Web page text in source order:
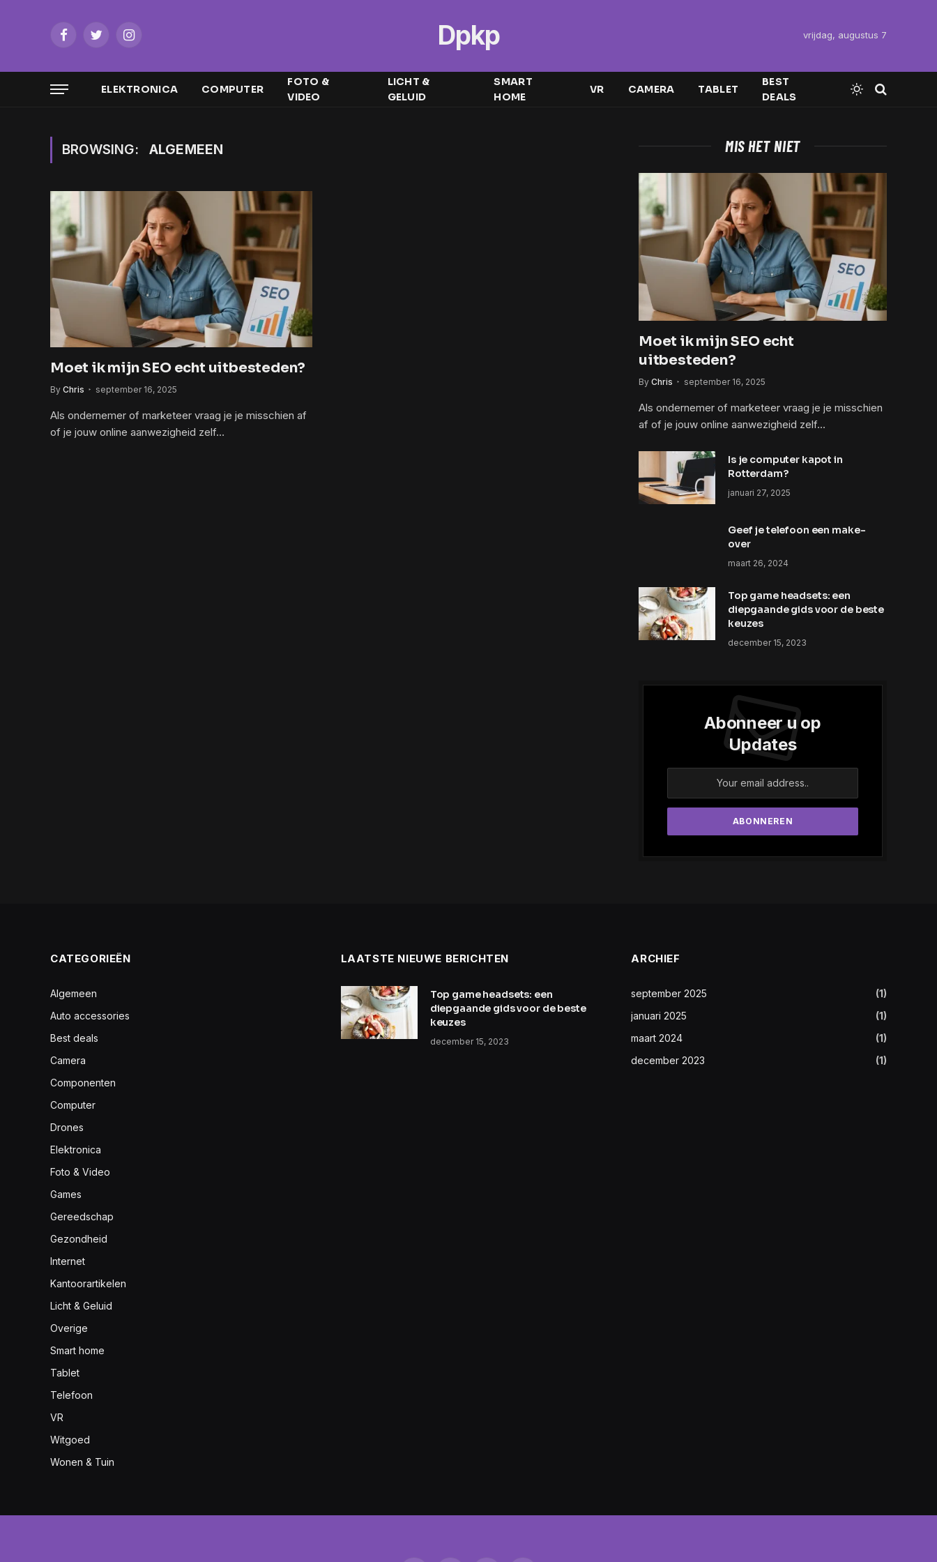
FacebookTwitterInstagram Dpkp vrijdag, augustus 7
ELEKTRONICA COMPUTER
FOTO &
VIDEO
LICHT &
GELUID
SMART
HOME
VR CAMERA TABLET
BEST
DEALS
BROWSING: ALGEMEEN
Moet ik mijn SEO echt uitbesteden?
By Chris september 16, 2025
Als ondernemer of marketeer vraag je je misschien af
of je jouw online aanwezigheid zelf…
MIS HET NIET
Moet ik mijn SEO echt
uitbesteden?
By Chris september 16, 2025
Als ondernemer of marketeer vraag je je misschien
af of je jouw online aanwezigheid zelf…
Is je computer kapot in
Rotterdam?
januari 27, 2025
Geef je telefoon een make-
over
maart 26, 2024
Top game headsets: een
diepgaande gids voor de beste
keuzes
december 15, 2023
Abonneer u op
Updates
CATEGORIEËN
Algemeen
Auto accessories
Best deals
Camera
Componenten
Computer
Drones
Elektronica
Foto & Video
Games
Gereedschap
Gezondheid
Internet
Kantoorartikelen
Licht & Geluid
Overige
Smart home
Tablet
Telefoon
VR
Witgoed
Wonen & Tuin
LAATSTE NIEUWE BERICHTEN
Top game headsets: een
diepgaande gids voor de beste
keuzes
december 15, 2023
ARCHIEF
september 2025
(1)
januari 2025
(1)
maart 2024
(1)
december 2023
(1)